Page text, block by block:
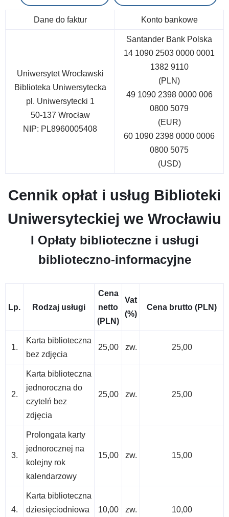
Dane do faktur Konto bankowe
Uniwersytet Wrocławski
Biblioteka Uniwersytecka
pl. Uniwersytecki 1
50-137 Wrocław
NIP: PL8960005408
Santander Bank Polska
14 1090 2503 0000 0001
1382 9110
(PLN)
49 1090 2398 0000 006
0800 5079
(EUR)
60 1090 2398 0000 0006
0800 5075
(USD)
Cennik opłat i usług Biblioteki
Uniwersyteckiej we Wrocławiu
I Opłaty biblioteczne i usługi
biblioteczno-informacyjne
Lp. Rodzaj usługi
Cena
netto
(PLN)
Vat
(%)
Cena brutto (PLN)
1.
Karta biblioteczna
bez zdjęcia
25,00 zw. 25,00
2.
Karta biblioteczna
jednoroczna do
czytelń bez
zdjęcia
25,00 zw. 25,00
3.
Prolongata karty
jednorocznej na
kolejny rok
kalendarzowy
15,00 zw. 15,00
4.
Karta biblioteczna
dziesięciodniowa
10,00 zw. 10,00